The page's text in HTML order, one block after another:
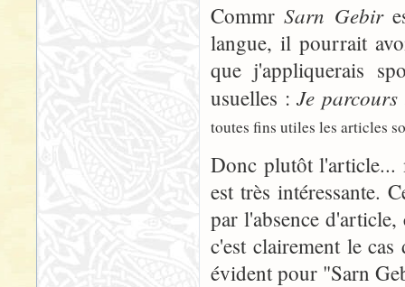
CommrSarn Gebir
langue, il pourrait
que j'appliquerais
usuelles :Je
toutes fins utiles les articles
Donc plutôt l'article...
est très intéressante.
par l'absence
c'est clairement le
évident pour "Sarn